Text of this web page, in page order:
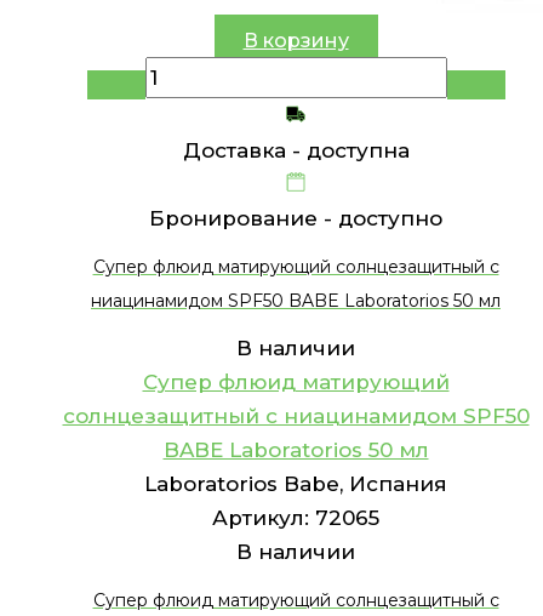
В корзину
Доставка - доступна
Бронирование - доступно
Супер флюид матирующий солнцезащитный с
ниацинамидом SPF50 BABE Laboratorios 50 мл
В наличии
Супер флюид матирующий
солнцезащитный с ниацинамидом SPF50
BABE Laboratorios 50 мл
Laboratorios Babe, Испания
Артикул: 72065
В наличии
Супер флюид матирующий солнцезащитный с